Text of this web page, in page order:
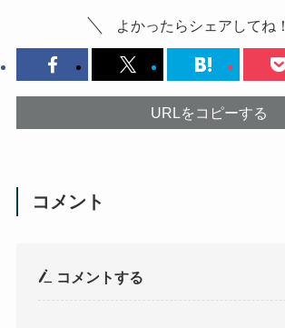
よかったらシェアしてね！
URLをコピーする
コメント
コメントする